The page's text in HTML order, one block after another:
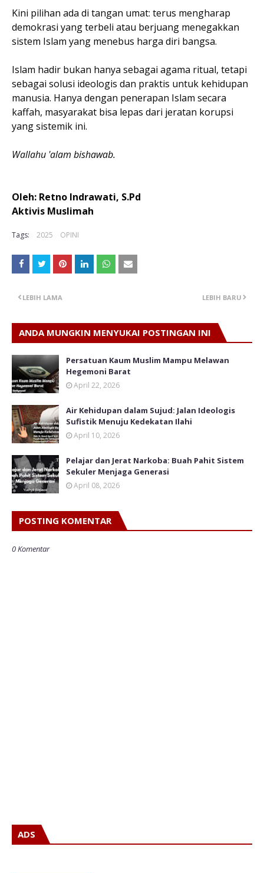
Kini pilihan ada di tangan umat: terus mengharap
demokrasi yang terbeli atau berjuang menegakkan
sistem Islam yang menebus harga diri bangsa.
Islam hadir bukan hanya sebagai agama ritual, tetapi
sebagai solusi ideologis dan praktis untuk kehidupan
manusia. Hanya dengan penerapan Islam secara
kaffah, masyarakat bisa lepas dari jeratan korupsi
yang sistemik ini.
Wallahu 'alam bishawab.
Oleh: Retno Indrawati, S.Pd
Aktivis Muslimah
Tags: 2025 OPINI
LEBIH BARU
LEBIH LAMA
ANDA MUNGKIN MENYUKAI POSTINGAN INI
Persatuan Kaum Muslim Mampu Melawan
Hegemoni Barat
April 22, 2026
Air Kehidupan dalam Sujud: Jalan Ideologis
Sufistik Menuju Kedekatan Ilahi
April 10, 2026
Pelajar dan Jerat Narkoba: Buah Pahit Sistem
Sekuler Menjaga Generasi
April 08, 2026
POSTING KOMENTAR
0 Komentar
ADS